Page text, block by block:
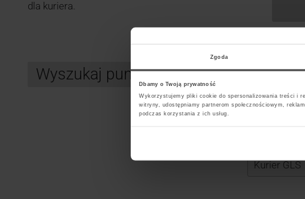
Zgoda
Dbamy o Twoją prywatność
Wykorzystujemy pliki cookie do spersonalizowania treści i
witryny, udostępniamy partnerom społecznościowym,
podczas korzystania z ich usług.
dla kuriera.
Wyszukaj punkt kurierski GLS